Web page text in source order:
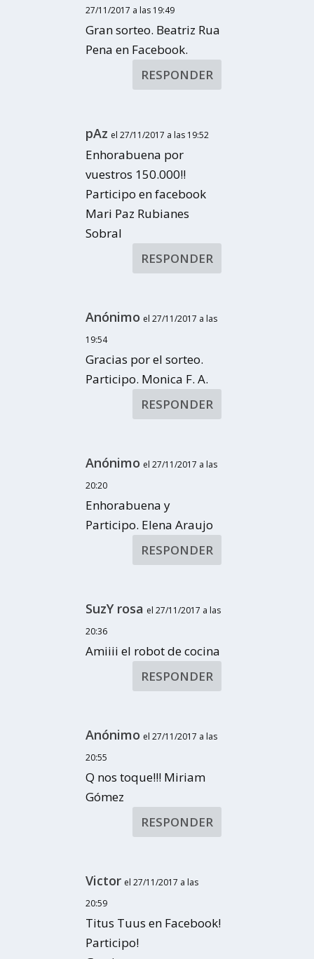
27/11/2017 a las 19:49
Gran sorteo. Beatriz Rua
Pena en Facebook.
RESPONDER
pAz el 27/11/2017 a las 19:52
Enhorabuena por
vuestros 150.000!!
Participo en facebook
Mari Paz Rubianes
Sobral
RESPONDER
Anónimo el 27/11/2017 a las
19:54
Gracias por el sorteo.
Participo. Monica F. A.
RESPONDER
Anónimo el 27/11/2017 a las
20:20
Enhorabuena y
Participo. Elena Araujo
RESPONDER
SuzY rosa el 27/11/2017 a las
20:36
Amiiii el robot de cocina
RESPONDER
Anónimo el 27/11/2017 a las
20:55
Q nos toque!!! Miriam
Gómez
RESPONDER
Victor el 27/11/2017 a las
20:59
Titus Tuus en Facebook!
Participo!